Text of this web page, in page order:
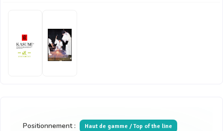
Positionnement : Haut de gamme / Top of the line